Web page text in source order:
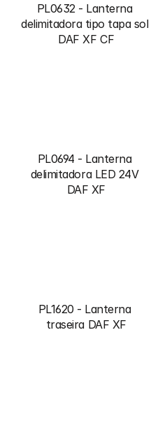
PL0632 - Lanterna
delimitadora tipo tapa sol
DAF XF CF
PL0694 - Lanterna
delimitadora LED 24V
DAF XF
PL1620 - Lanterna
traseira DAF XF